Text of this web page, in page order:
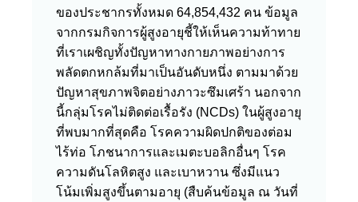
ของประชากรทั้งหมด 64,854,432 คน ข้อมูล
จากกรมกิจการผู้สูงอายุชี้ให้เห็นความท้าทาย
ที่เราเผชิญทั้งปัญหาทางกายภาพอย่างการ
พลัดตกหกล้มที่มาเป็นอันดับหนึ่ง ตามมาด้วย
ปัญหาสุขภาพจิตอย่างภาวะซึมเศร้า นอกจาก
นี้กลุ่มโรคไม่ติดต่อเรื้อรัง (NCDs) ในผู้สูงอายุ
ที่พบมากที่สุดคือ โรคความผิดปกติของต่อม
ไร้ท่อ โภชนาการและเมตะบอลิกอื่นๆ โรค
ความดันโลหิตสูง และเบาหวาน ซึ่งมีแนว
โน้มเพิ่มสูงขึ้นตามอายุ (สืบค้นข้อมูล ณ วันที่